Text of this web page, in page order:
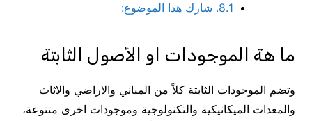
8.1. شارك هذا الموضوع:
ما هة الموجودات او الأصول الثابتة
وتضم الموجودات الثابتة كلاً من المباني والاراضي والاثاث
والمعدات الميكانيكية والتكنولوجية وموجودات اخرى متنوعة،